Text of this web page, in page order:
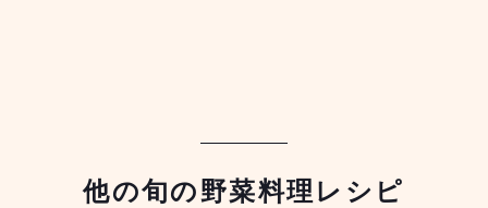
他の旬の野菜料理レシピ